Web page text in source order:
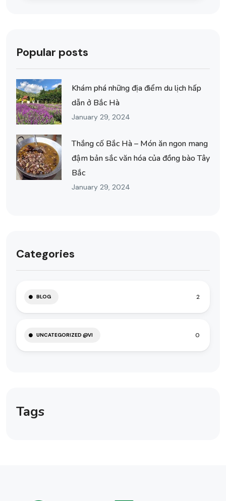
Popular posts
Khám phá những địa điểm du lịch hấp
dẫn ở Bắc Hà
January 29, 2024
Thắng cố Bắc Hà – Món ăn ngon mang
đậm bản sắc văn hóa của đồng bào Tây
Bắc
January 29, 2024
Categories
BLOG 2
UNCATEGORIZED @VI 0
Tags